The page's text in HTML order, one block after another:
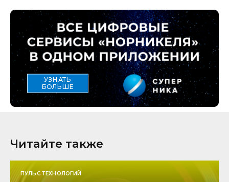
УЗНАТЬ
БОЛЬШЕ
Читайте также
ПУЛЬС ТЕХНОЛОГИЙ